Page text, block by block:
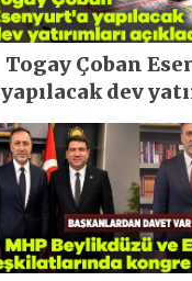
Togay Çoban
yapılacak dev
açıkladı